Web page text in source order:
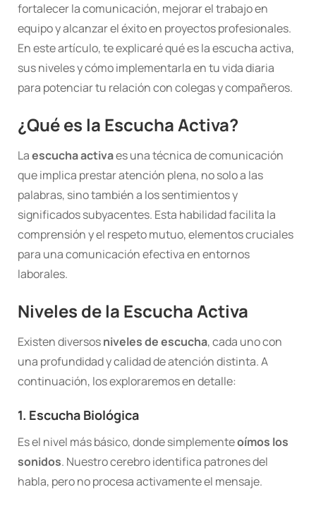
fortalecer la comunicación, mejorar el trabajo en
equipo y alcanzar el éxito en proyectos profesionales.
En este artículo, te explicaré qué es la escucha activa,
sus niveles y cómo implementarla en tu vida diaria
para potenciar tu relación con colegas y compañeros.
¿Qué es la Escucha Activa?
Laescucha activaes una técnica de comunicación
que implica prestar atención plena, no solo a las
palabras, sino también a los sentimientos y
significados subyacentes. Esta habilidad facilita la
comprensión y el respeto mutuo, elementos cruciales
para una comunicación efectiva en entornos
laborales.
Niveles de la Escucha Activa
Existen diversosniveles de escucha, cada uno con
una profundidad y calidad de atención distinta. A
continuación, los exploraremos en detalle:
1. Escucha Biológica
Es el nivel más básico, donde simplementeoímos los
sonidos. Nuestro cerebro identifica patrones del
habla, pero no procesa activamente el mensaje.